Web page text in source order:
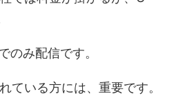
のみ配信です。
ている方には、重要です。